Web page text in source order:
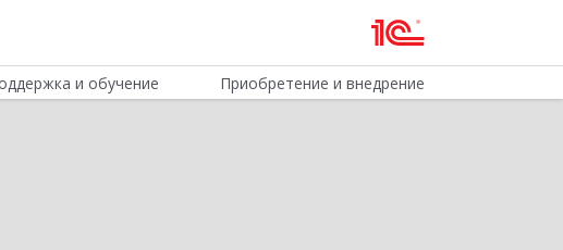
и обучение Приобретение и внедрение